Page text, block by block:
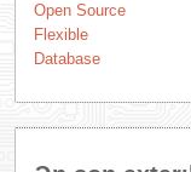
Open Source
Flexible
Database